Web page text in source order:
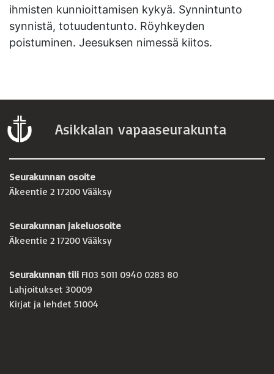
ihmisten kunnioittamisen kykyä. Synnintunto
synnistä, totuudentunto. Röyhkeyden
poistuminen. Jeesuksen nimessä kiitos.
Asikkalan vapaaseurakunta
Seurakunnan osoite
Äkeentie 2 17200 Vääksy
Seurakunnan jakeluosoite
Äkeentie 2 17200 Vääksy
Seurakunnan tili FI03 5011 0940 0283 80
Lahjoitukset 30009
Kirjat ja lehdet 51004